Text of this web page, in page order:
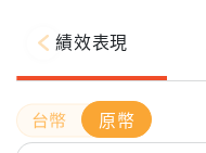
績效表現
原幣